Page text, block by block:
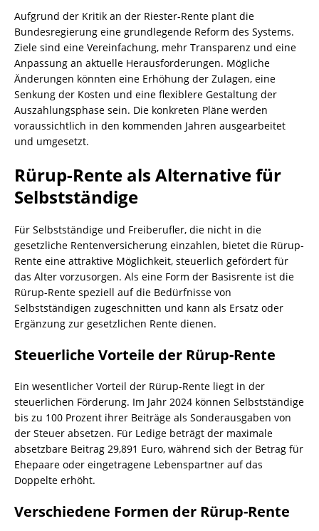
Aufgrund der Kritik an der Riester-Rente plant die
Bundesregierung eine grundlegende Reform des Systems.
Ziele sind eine Vereinfachung, mehr Transparenz und eine
Anpassung an aktuelle Herausforderungen. Mögliche
Änderungen könnten eine Erhöhung der Zulagen, eine
Senkung der Kosten und eine flexiblere Gestaltung der
Auszahlungsphase sein. Die konkreten Pläne werden
voraussichtlich in den kommenden Jahren ausgearbeitet
und umgesetzt.
Rürup-Rente als Alternative für
Selbstständige
Für Selbstständige und Freiberufler, die nicht in die
gesetzliche Rentenversicherung einzahlen, bietet die Rürup-
Rente eine attraktive Möglichkeit, steuerlich gefördert für
das Alter vorzusorgen. Als eine Form der Basisrente ist die
Rürup-Rente speziell auf die Bedürfnisse von
Selbstständigen zugeschnitten und kann als Ersatz oder
Ergänzung zur gesetzlichen Rente dienen.
Steuerliche Vorteile der Rürup-Rente
Ein wesentlicher Vorteil der Rürup-Rente liegt in der
steuerlichen Förderung. Im Jahr 2024 können Selbstständige
bis zu 100 Prozent ihrer Beiträge als Sonderausgaben von
der Steuer absetzen. Für Ledige beträgt der maximale
absetzbare Beitrag 29,891 Euro, während sich der Betrag für
Ehepaare oder eingetragene Lebenspartner auf das
Doppelte erhöht.
Verschiedene Formen der Rürup-Rente